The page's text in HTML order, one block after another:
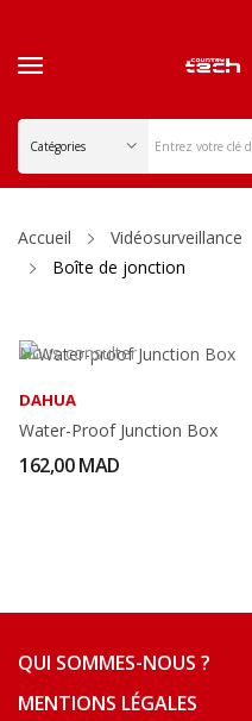
Accueil Vidéosurveillance
Boîte de jonction
Nous consulter
DAHUA
Water-Proof Junction Box
162,00 MAD
QUI SOMMES-NOUS ?
MENTIONS LÉGALES